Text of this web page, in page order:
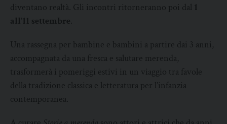
diventano realtà. Gli incontri ritorneranno poi dal 1
all’11 settembre
Una rassegna per bambine e bambini a partire dai 3 anni,
accompagnata da una fresca e salutare merenda,
trasformerà i pomeriggi estivi in un viaggio tra favole
della tradizione classica e letteratura per l’infanzia
contemporanea.